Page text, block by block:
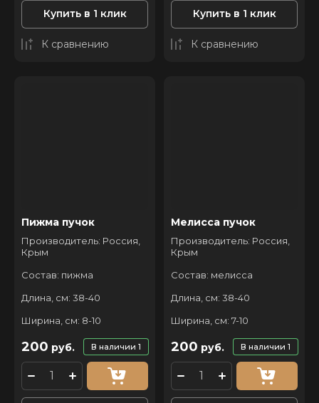
Купить в 1 клик
К сравнению
Купить в 1 клик
К сравнению
Пижма пучок
Производитель: Россия,
Крым
Состав: пижма
Длина, см: 38-40
Ширина, см: 8-10
В наличии 1
200 руб.
Мелисса пучок
Производитель: Россия,
Крым
Состав: мелисса
Длина, см: 38-40
Ширина, см: 7-10
В наличии 1
200 руб.